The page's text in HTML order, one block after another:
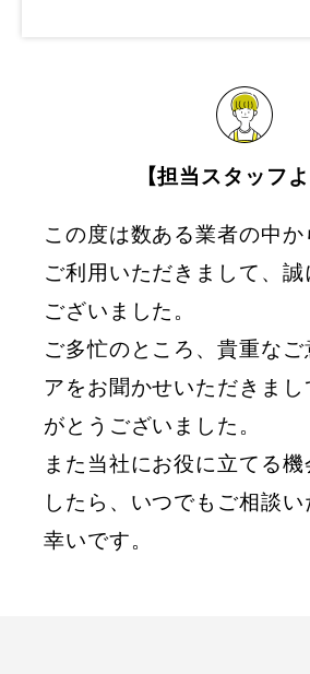
【担当スタッフよ
この度は数ある業者の中
ご利用いただきまして、誠
ございました。
ご多忙のところ、貴重な
アをお聞かせいただきまし
がとうございました。
また当社にお役に立てる機
したら、いつでもご相談い
幸いです。